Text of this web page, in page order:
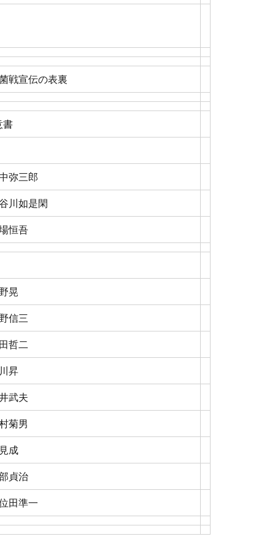
戦宣伝の表裏
書
弥三郎
川如是閑
恒吾
晃
信三
哲二
昇
武夫
菊男
成
貞治
田準一